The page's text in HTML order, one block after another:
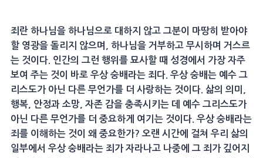
죄란 하나님을 하나님으로 대하지 않고 그분이 마땅히 받아야
할 영광을 돌리지 않으며, 하나님을 거부하고 무시하며 거스르
는 것이다. 인간의 그런 행위를 묘사할 때 성경에서 가장 자주
보여 주는 것이 바로 우상 숭배라는 죄다. 우상 숭배는 예수 그
리스도가 아닌 다른 무언가를 더 사랑하는 것이다. 삶의 의미,
행복, 안정과 소망, 자존 감을 충족시키는 데 예수 그리스도가
아닌 다른 무언가를 더 중요하게 여기는 것이다. 우상 숭배라는
죄를 이해하는 것이 왜 중요한가? 오랜 시간에 걸쳐 우리 삶의
일부에서 우상 숭배라는 죄가 자라나고 나중에 그 죄가 깊어지